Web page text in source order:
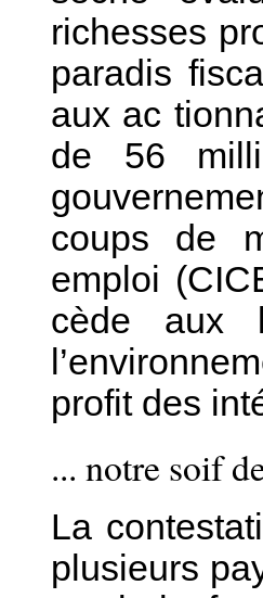
richesses
paradis
aux ac­
de 56
coups de
emploi
cède aux
profit des
... notre soif
La
plusieurs